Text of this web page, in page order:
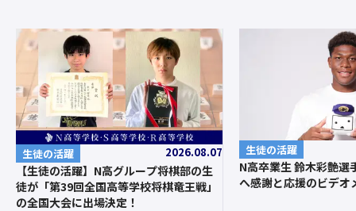
生徒の活躍 2026.08.07
【生徒の活躍】N高グループ将棋部の生
徒が「第39回全国高等学校将棋竜王戦」
の全国大会に出場決定！
生徒の活躍
N高卒業生 鈴木彩艶選
へ感謝と応援のビデオ